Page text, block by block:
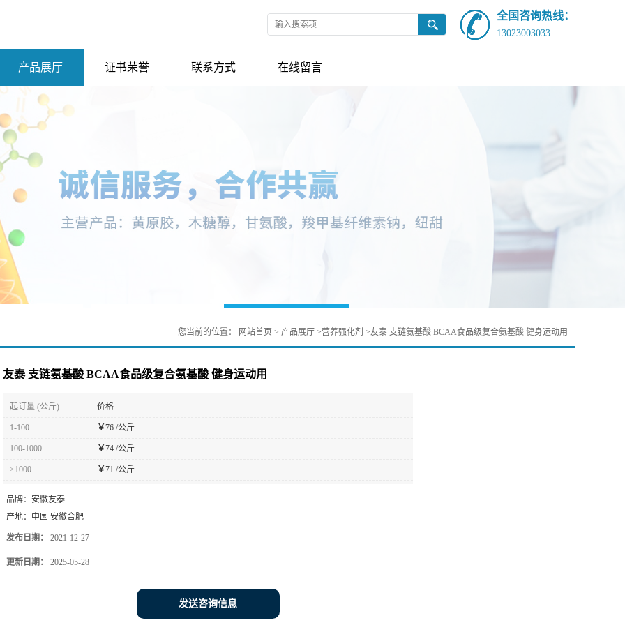
全国咨询热线：
13023003033
产品展厅 证书荣誉 联系方式 在线留言
您当前的位置： 网站首页 > 产品展厅 >营养强化剂 >友泰 支链氨基酸 BCAA食品级复合氨基酸 健身运动用
友泰 支链氨基酸 BCAA食品级复合氨基酸 健身运动用
起订量 (公斤) 价格
1-100 ￥76 /公斤
100-1000 ￥74 /公斤
≥1000 ￥71 /公斤
品牌： 安徽友泰
产地： 中国 安徽合肥
发布日期： 2021-12-27
更新日期： 2025-05-28
发送咨询信息